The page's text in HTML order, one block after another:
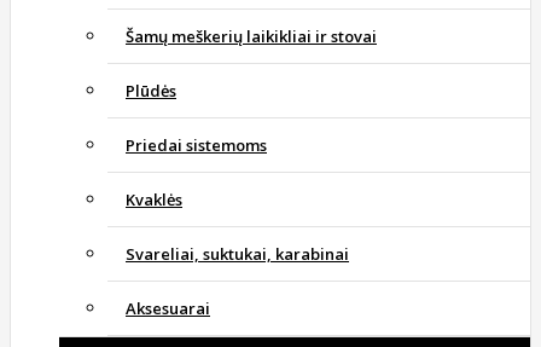
Šamų meškerių laikikliai ir stovai
Plūdės
Priedai sistemoms
Kvaklės
Svareliai, suktukai, karabinai
Aksesuarai